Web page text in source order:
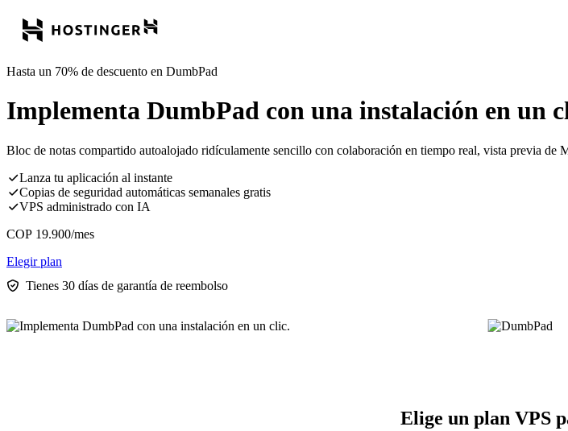
Hasta un 70% de descuento en DumbPad
Implementa DumbPad con una instalación en un
Bloc de notas compartido autoalojado ridículamente sencillo con colaboración en tiempo real, vista previa
Lanza tu aplicación al instante
Copias de seguridad automáticas semanales gratis
VPS administrado con IA
COP 19.900/mes
Elegir plan
Tienes 30 días de garantía de reembolso
Elige un plan VPS